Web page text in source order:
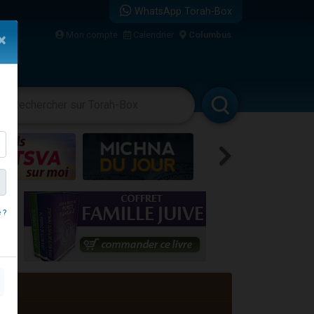
WhatsApp Torah-Box
Mon compte Calendrier Columbus
?